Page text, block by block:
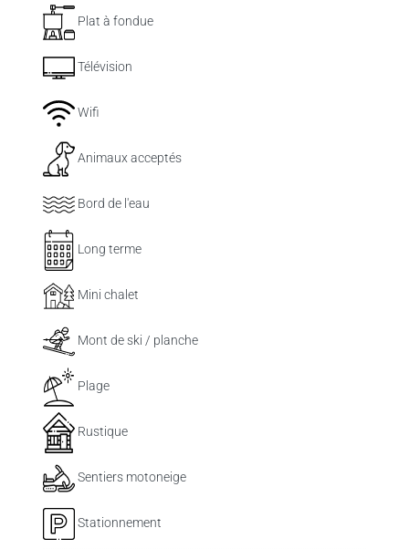
Plat à fondue
Télévision
Wifi
Animaux acceptés
Bord de l'eau
Long terme
Mini chalet
Mont de ski / planche
Plage
Rustique
Sentiers motoneige
Stationnement